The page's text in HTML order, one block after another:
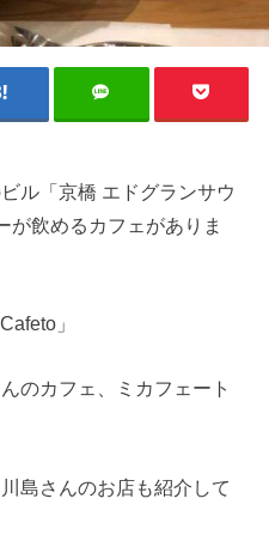
ル「京橋 エドグランサウ
が飲めるカフェがありま
」
のカフェ、ミカフェート
島さんのお店も紹介して